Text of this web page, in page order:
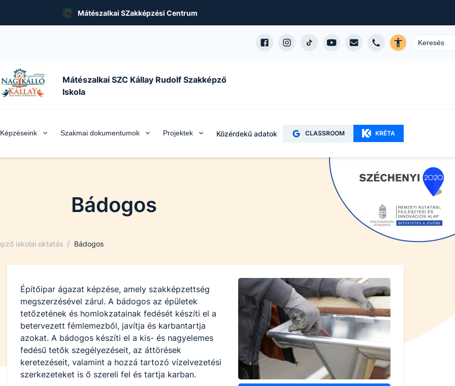
Mátészalkai SZakképzési Centrum
Mátészalkai SZC Kállay Rudolf Szakképző
Iskola
Képzéseink Szakmai dokumentumok Projektek Közérdekű adatok CLASSROOM KRÉTA
Bádogos
iskolai oktatás / Bádogos
Építőipar ágazat képzése, amely szakképzettség
megszerzésével zárul. A bádogos az épületek
tetőzetének és homlokzatainak fedését készíti el a
betervezett fémlemezből, javítja és karbantartja
azokat. A bádogos készíti el a kis- és nagyelemes
fedésű tetők szegélyezéseit, az áttörések
keretezéseit, valamint a hozzá tartozó vízelvezetési
szerkezeteket is ő szereli fel és tartja karban.